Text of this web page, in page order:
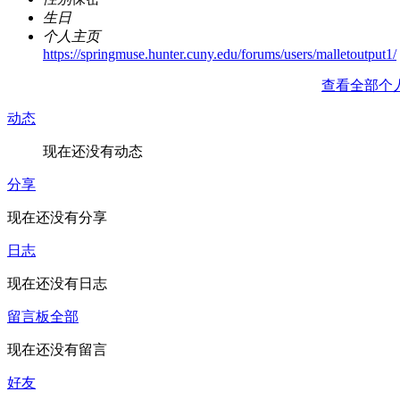
生日
个人主页
https://springmuse.hunter.cuny.edu/forums/users/malletoutput1/
查看全部个
动态
现在还没有动态
分享
现在还没有分享
日志
现在还没有日志
留言板全部
现在还没有留言
好友